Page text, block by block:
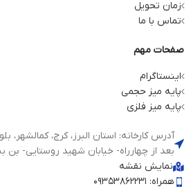
زمان تحویل
تماس با ما
صفحات مهم
اینستاگرام
پایه میز حجمی
پایه میز فلزی
بعد از چهارراه- خیابان شهید روستایی- بن
نمایش نقشه
همراه: 09353862231